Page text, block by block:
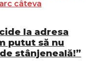
la adresa
putut să nu
stânjeneală!”